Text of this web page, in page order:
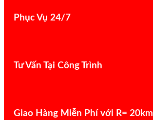
Phục Vụ 24/7
Tư Vấn Tại Công Trình
Giao Hàng Miễn Phí với R= 20km